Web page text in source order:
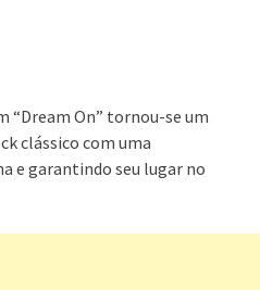
“Dream On” tornou-se um
clássico com uma
e garantindo seu lugar no